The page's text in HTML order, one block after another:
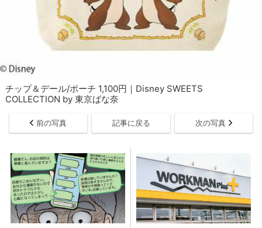
チップ＆デール/ポーチ 1,100円｜Disney SWEETS
COLLECTION by 東京ばな奈
前の写真 記事に戻る 次の写真